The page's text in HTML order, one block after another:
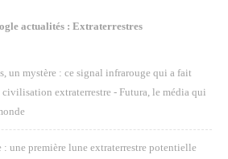
actualités : Extraterrestres
un mystère : ce signal infrarouge qui a fait
civilisation extraterrestre - Futura, le média qui
une première lune extraterrestre potentielle